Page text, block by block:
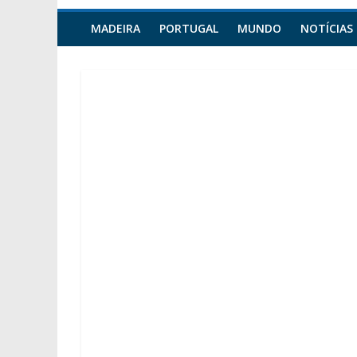
MADEIRA PORTUGAL MUNDO NOTÍCIAS